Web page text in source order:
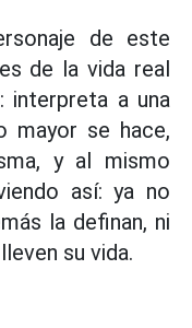
de este
de la vida real
interpreta a una
mayor se hace,
y al mismo
así: ya no
la definan, ni
su vida.